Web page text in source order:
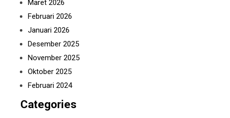
Maret 2026
Februari 2026
Januari 2026
Desember 2025
November 2025
Oktober 2025
Februari 2024
Categories